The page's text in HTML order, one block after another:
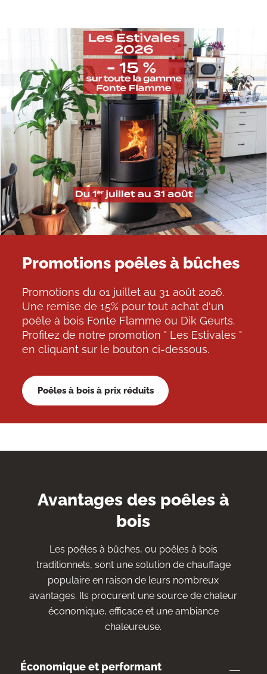
Promotions poêles à bûches
Promotions du 01 juillet au 31 août 2026.
Une remise de 15% pour tout achat d'un
poêle à bois Fonte Flamme ou Dik Geurts.
Profitez de notre promotion " Les Estivales "
en cliquant sur le bouton ci-dessous.
Poêles à bois à prix réduits
Avantages des poêles à
bois
Les poêles à bûches, ou poêles à bois
traditionnels, sont une solution de chauffage
populaire en raison de leurs nombreux
avantages. Ils procurent une source de chaleur
économique, efficace et une ambiance
chaleureuse.
Économique et performant